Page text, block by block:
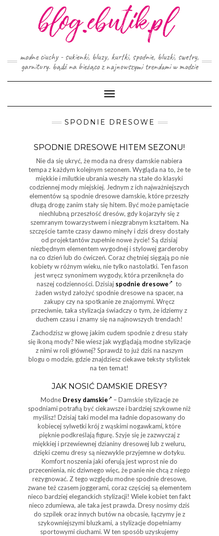
modne ciuchy - sukienki, bluzy, kurtki, spodnie, bluzki, swetry,
garnitury. bądź na bieżąco z najnowszymi trendami w modzie
Toggle
Navigation
SPODNIE DRESOWE
SPODNIE DRESOWE HITEM SEZONU!
Nie da się ukryć, że moda na dresy damskie nabiera
tempa z każdym kolejnym sezonem. Wygląda na to, że te
miękkie i milutkie ubrania weszły na stałe do klasyki
codziennej mody miejskiej. Jednym z ich najważniejszych
elementów są spodnie dresowe damskie, które przeszły
długą drogę zanim stały się hitem. Być może pamiętacie
niechlubną przeszłość dresów, gdy kojarzyły się z
szemranym towarzystwem i niezgrabnym kształtem. Na
szczęście tamte czasy dawno minęły i dziś dresy dostały
od projektantów zupełnie nowe życie! Są dzisiaj
niezbędnym elementem wygodnej i stylowej garderoby
na co dzień lub do ćwiczeń. Coraz chętniej sięgają po nie
kobiety w różnym wieku, nie tylko nastolatki. Ten fason
jest wręcz synonimem wygody, która przeniknęła do
naszej codzienności. Dzisiaj spodnie dresowe
to
żaden wstyd założyć spodnie dresowe na spacer, na
zakupy czy na spotkanie ze znajomymi. Wręcz
przeciwnie, taka stylizacja świadczy o tym, że idziemy z
duchem czasu i znamy się na najnowszych trendach!
Zachodzisz w głowę jakim cudem spodnie z dresu stały
się ikoną mody? Nie wiesz jak wyglądają modne stylizacje
z nimi w roli głównej? Sprawdź to już dziś na naszym
blogu o modzie, gdzie znajdziesz ciekawe teksty stylistek
na ten temat!
JAK NOSIĆ DAMSKIE DRESY?
Modne Dresy damskie
– Damskie stylizacje ze
spodniami potrafią być ciekawsze i bardziej szykowne niż
myślisz! Dzisiaj taki model ma ładnie dopasowany do
kobiecej sylwetki krój z wąskimi nogawkami, które
pięknie podkreślają figurę. Szyje się je zazwyczaj z
miękkiej i przewiewnej dzianiny dresowej lub z weluru,
dzięki czemu dresy są niezwykle przyjemne w dotyku.
Komfort noszenia jaki oferują jest wprost nie do
przecenienia, nic dziwnego więc, że panie nie chcą z niego
rezygnować. Z tego względu modne spodnie dresowe,
zwane też czasem joggerami, coraz częściej są elementem
nieco bardziej eleganckich stylizacji! Wiele kobiet ten fakt
nieco zdumiewa, ale taka jest prawda. Dresy nosimy dziś
do szpilek oraz innych butów na obcasie, łączymy je z
szykowniejszymi bluzkami, a stylizacje dopełniamy
sportowymi ciuchami. W ten sposób uzyskujemy